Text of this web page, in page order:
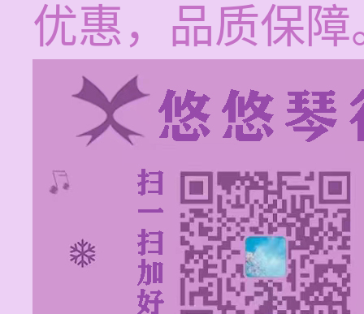
优惠，品质保障